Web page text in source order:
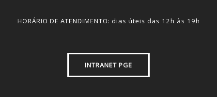
HORÁRIO DE ATENDIMENTO: dias úteis das 12h às 19h
INTRANET PGE